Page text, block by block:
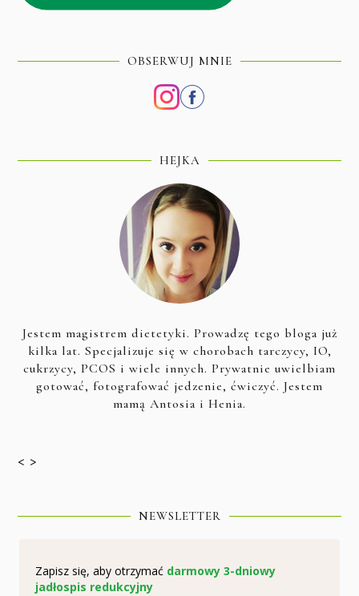
OBSERWUJ MNIE
HEJKA
Jestem magistrem dietetyki. Prowadzę tego bloga już
kilka lat. Specjalizuje się w chorobach tarczycy, IO,
cukrzycy, PCOS i wiele innych. Prywatnie uwielbiam
gotować, fotografować jedzenie, ćwiczyć. Jestem
mamą Antosia i Henia.
< >
NEWSLETTER
Zapisz się, aby otrzymać darmowy 3-dniowy
jadłospis redukcyjny